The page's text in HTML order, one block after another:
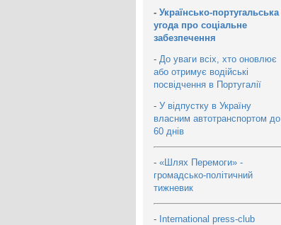
- Українсько-португальська
угода про соціальне
забезпечення
- До уваги всіх, хто оновлює
або отримує водійські
посвідчення в Португалії
- У відпустку в Україну
власним автотранспортом до
60 днів
- «Шлях Перемоги» -
громадсько-політичний
тижневик
- International press-club